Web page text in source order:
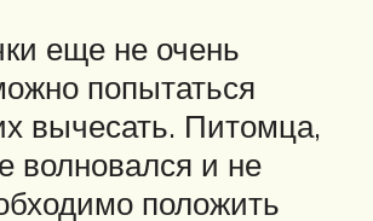
еще не очень
попытаться
вычесать. Питомца,
волновался и не
положить